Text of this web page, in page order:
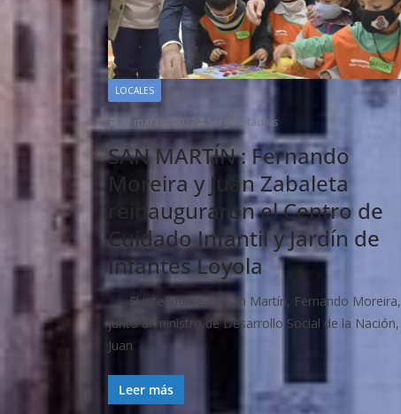
LOCALES
22 marzo, 2022 Sergio Stadius
SAN MARTÍN : Fernando
Moreira y Juan Zabaleta
reinauguraron el Centro de
Cuidado Infantil y Jardín de
Infantes Loyola
El intendente de San Martín, Fernando Moreira,
junto al ministro de Desarrollo Social de la Nación,
Juan
Leer más